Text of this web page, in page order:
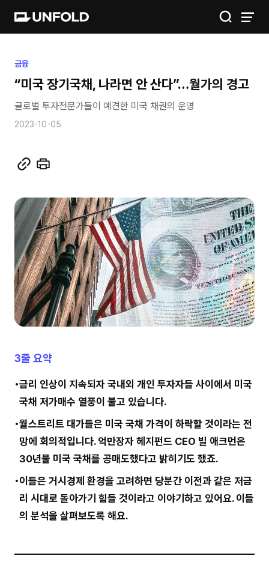
IGIS
공간
금융
“미국 장기국채, 나라면 안 산다”…월가의 경고
글로벌 투자전문가들이 예견한 미국 채권의 운명
2023-10-05
3줄 요약
금리 인상이 지속되자 국내외 개인 투자자들 사이에서 미국
국채 저가매수 열풍이 불고 있습니다.
월스트리트 대가들은 미국 국채 가격이 하락할 것이라는 전
망에 회의적입니다. 억만장자 헤지펀드 CEO 빌 애크먼은
30년물 미국 국채를 공매도했다고 밝히기도 했죠.
이들은 거시경제 환경을 고려하면 당분간 이전과 같은 저금
리 시대로 돌아가기 힘들 것이라고 이야기하고 있어요. 이들
의 분석을 살펴보도록 해요.